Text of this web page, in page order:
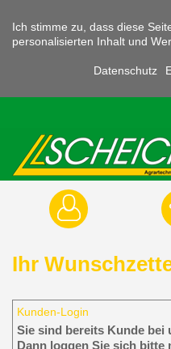
Ich stimme zu, dass diese
personalisierten Inhalt und
Datenschutz
Ihr
Kunden-Login
Sie sind bereits Kunde bei
Dann loggen Sie sich bitte